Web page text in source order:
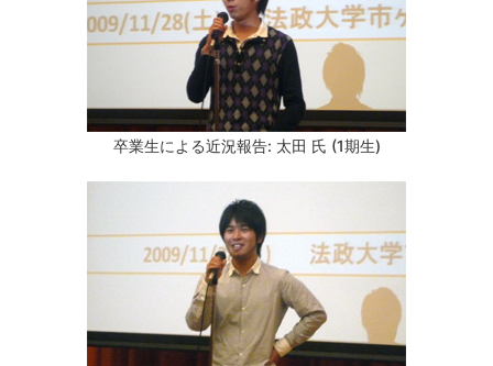
卒業生による近況報告: 太田 氏 (1期生)